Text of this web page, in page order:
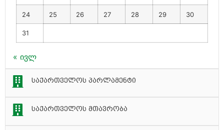
24 25 26 27 28 29 30
31
« ივლ
საქართველოს პარლამენტი
საქართველოს მთავრობა